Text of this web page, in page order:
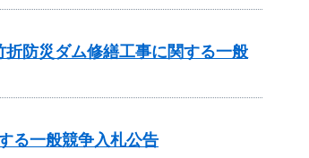
防災ダム修繕工事に関する一般
る一般競争入札公告